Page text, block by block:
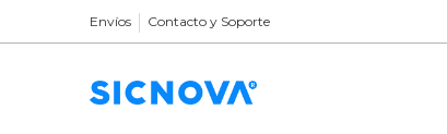
Envíos Contacto y Soporte